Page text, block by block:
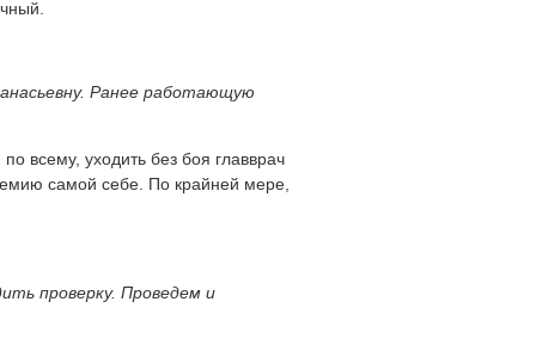
Ранее работающую
всему, уходить без боя главврач
самой себе. По крайней мере,
проверку. Проведем и